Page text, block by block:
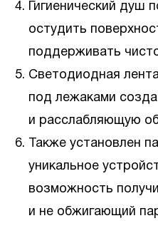
Гигиенический душ
остудить
поддерживать
Светодиодная
под лежаками
и расслабляющую
Также установлен
уникальное
возможность
и не обжигающий